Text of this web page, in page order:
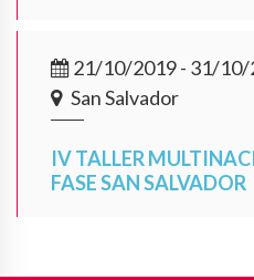
21/10/2019 - 31/10/
San Salvador
IV TALLER
FASE SAN SALVADOR